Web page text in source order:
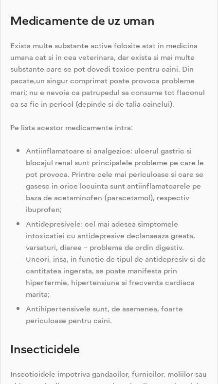
Medicamente de uz uman
Exista multe substante active folosite atat in medicina
umana cat si in cea veterinara, dar exista si mai multe
substante care se pot dovedi toxice pentru caini. Din
pacate,un singur comprimat poate provoca probleme
mari; nu e nevoie ca patrupedul sa consume tot flaconul
ca sa fie in pericol (depinde si de talia cainelui).
Pe lista acestor medicamente intra:
Antiinflamatoare si analgezice: ulcerul gastric si
blocajul renal sunt principalele probleme pe care le
pot provoca. Printre cele mai periculoase si care se
gasesc in orice locuinta sunt antiinflamatoarele pe
baza de acetaminofen (paracetamol), respectiv
ibuprofen;
Antidepresivele: cel mai adesea simptomele
intoxicatiei cu antidepresive declanseaza greata,
varsaturi, diaree – probleme de ordin digestiv.
Uneori, insa, in functie de tipul de antidepresiv si de
cantitatea ingerata, se poate manifesta prin
hipertermie, hipertensiune si frecventa cardiaca
marita;
Antihipertensivele sunt, de asemenea, foarte
periculoase pentru caini.
Insecticidele
Insecticidele impotriva gandacilor, furnicilor, moliilor sau